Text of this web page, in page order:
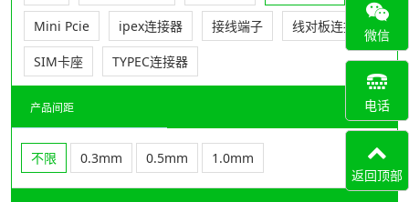
Mini Pcie ipex连接器 接线端子 线对板连接器
SIM卡座 TYPEC连接器
产品间距
不限 0.3mm 0.5mm 1.0mm
微信
电话
返回顶部